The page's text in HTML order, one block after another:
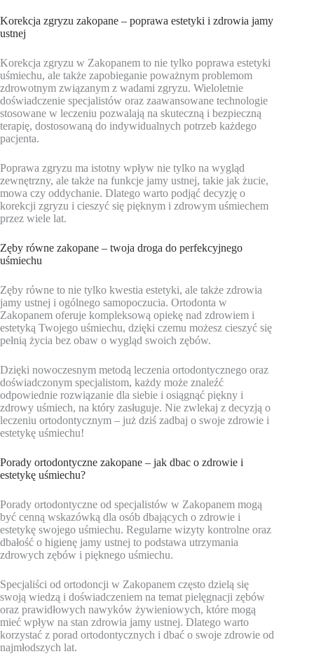
Korekcja zgryzu zakopane – poprawa estetyki i zdrowia jamy
ustnej
Korekcja zgryzu w Zakopanem to nie tylko poprawa estetyki
uśmiechu, ale także zapobieganie poważnym problemom
zdrowotnym związanym z wadami zgryzu. Wieloletnie
doświadczenie specjalistów oraz zaawansowane technologie
stosowane w leczeniu pozwalają na skuteczną i bezpieczną
terapię, dostosowaną do indywidualnych potrzeb każdego
pacjenta.
Poprawa zgryzu ma istotny wpływ nie tylko na wygląd
zewnętrzny, ale także na funkcje jamy ustnej, takie jak żucie,
mowa czy oddychanie. Dlatego warto podjąć decyzję o
korekcji zgryzu i cieszyć się pięknym i zdrowym uśmiechem
przez wiele lat.
Zęby równe zakopane – twoja droga do perfekcyjnego
uśmiechu
Zęby równe to nie tylko kwestia estetyki, ale także zdrowia
jamy ustnej i ogólnego samopoczucia. Ortodonta w
Zakopanem oferuje kompleksową opiekę nad zdrowiem i
estetyką Twojego uśmiechu, dzięki czemu możesz cieszyć się
pełnią życia bez obaw o wygląd swoich zębów.
Dzięki nowoczesnym metodą leczenia ortodontycznego oraz
doświadczonym specjalistom, każdy może znaleźć
odpowiednie rozwiązanie dla siebie i osiągnąć piękny i
zdrowy uśmiech, na który zasługuje. Nie zwlekaj z decyzją o
leczeniu ortodontycznym – już dziś zadbaj o swoje zdrowie i
estetykę uśmiechu!
Porady ortodontyczne zakopane – jak dbac o zdrowie i
estetykę uśmiechu?
Porady ortodontyczne od specjalistów w Zakopanem mogą
być cenną wskazówką dla osób dbających o zdrowie i
estetykę swojego uśmiechu. Regularne wizyty kontrolne oraz
dbałość o higienę jamy ustnej to podstawa utrzymania
zdrowych zębów i pięknego uśmiechu.
Specjaliści od ortodoncji w Zakopanem często dzielą się
swoją wiedzą i doświadczeniem na temat pielęgnacji zębów
oraz prawidłowych nawyków żywieniowych, które mogą
mieć wpływ na stan zdrowia jamy ustnej. Dlatego warto
korzystać z porad ortodontycznych i dbać o swoje zdrowie od
najmłodszych lat.